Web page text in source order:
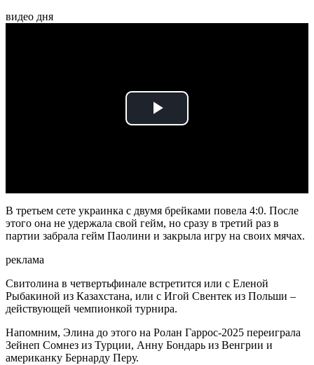
видео дня
Play
В третьем сете украинка с двумя брейками повела 4:0. После
этого она не удержала свой гейм, но сразу в третий раз в
партии забрала гейм Паолини и закрыла игру на своих мячах.
реклама
Свитолина в четвертьфинале встретится или с Еленой
Рыбакиной из Казахстана, или с Игой Свентек из Польши –
действующей чемпионкой турнира.
Напомним, Элина до этого на Ролан Гаррос-2025 переиграла
Зейнеп Сомнез из Турции, Анну Бондарь из Венгрии и
американку Бернарду Перу.